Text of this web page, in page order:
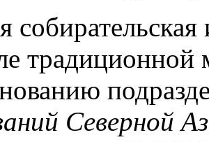
собирательская
традиционной
Северной